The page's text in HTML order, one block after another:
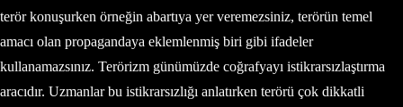
terör konuşurken örneğin abartıya yer veremezsiniz, terörün temel
amacı olan propagandaya eklemlenmiş biri gibi ifadeler
kullanamazsınız. Terörizm günümüzde coğrafyayı istikrarsızlaştırma
aracıdır. Uzmanlar bu istikrarsızlığı anlatırken terörü çok dikkatli